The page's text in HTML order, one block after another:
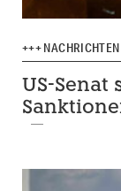
+++
US-Senat